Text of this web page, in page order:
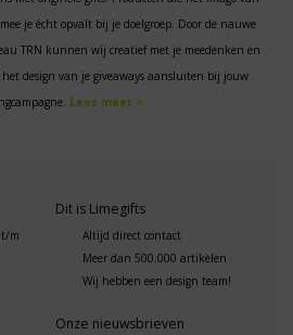
je écht opvalt bij je doelgroep. Door de nauwe
TRN kunnen wij creatief met je meedenken en
design van je giveaways aansluiten bij jouw
Lees meer >
t/m
Dit is Limegifts
Altijd direct contact
Meer dan 500.000 artikelen
Wij hebben een design team!
Onze nieuwsbrieven